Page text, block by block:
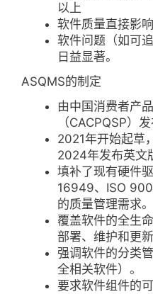
以上
软件质量直接影
软件问题（如可
日益显著。
ASQMS的制定
由中国消费者产
（CACPQSP）发
2021年开始起草
2024年发布英文
填补了现有硬件
16949、ISO
的质量管理需求。
覆盖软件的全生
部署、维护和更新
强调软件的分类
全相关软件）。
要求软件组件的